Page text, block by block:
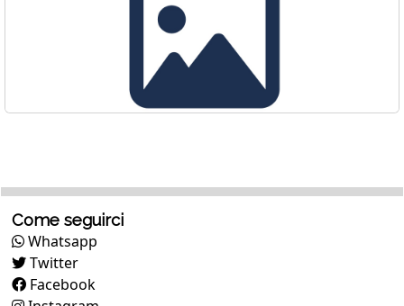
Come seguirci
Whatsapp
Twitter
Facebook